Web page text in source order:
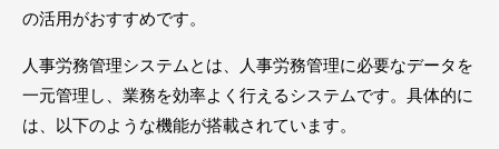
の活用がおすすめです。
人事労務管理システムとは、人事労務管理に必要なデータを
一元管理し、業務を効率よく行えるシステムです。具体的に
は、以下のような機能が搭載されています。